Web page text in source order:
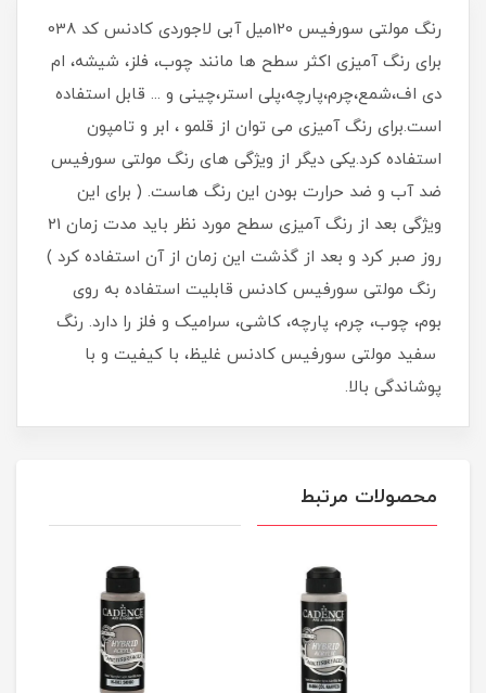
رنگ مولتی سورفیس 120میل آبی لاجوردی کادنس کد 038
برای رنگ آمیزی اکثر سطح ها مانند چوب، فلز، شیشه، ام
دی اف،شمع،چرم،پارچه،پلی استر،چینی و ... قابل استفاده
است.برای رنگ آمیزی می توان از قلمو ، ابر و تامپون
استفاده کرد.یکی دیگر از ویژگی های رنگ مولتی سورفیس
ضد آب و ضد حرارت بودن این رنگ هاست. ( برای این
ویژگی بعد از رنگ آمیزی سطح مورد نظر باید مدت زمان 21
روز صبر کرد و بعد از گذشت این زمان از آن استفاده کرد )
رنگ مولتی سورفیس کادنس قابلیت استفاده به روی
بوم، چوب، چرم، پارچه، کاشی، سرامیک و فلز را دارد. رنگ
سفید مولتی سورفیس کادنس غلیظ، با کیفیت و با
پوشاندگی بالا.
محصولات مرتبط